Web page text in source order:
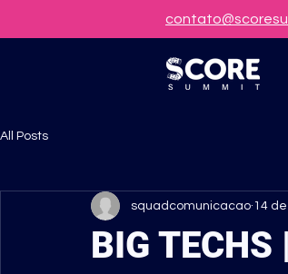
All Posts
BIG
squadcomunicacao 14